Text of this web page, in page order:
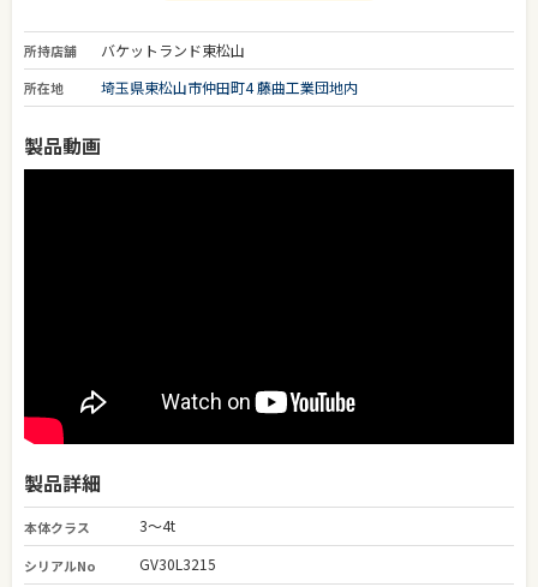
所持店舗 バケットランド東松山
所在地 埼玉県東松山市仲田町4 藤曲工業団地内
製品動画
製品詳細
本体クラス 3～4t
シリアルNo GV30L3215